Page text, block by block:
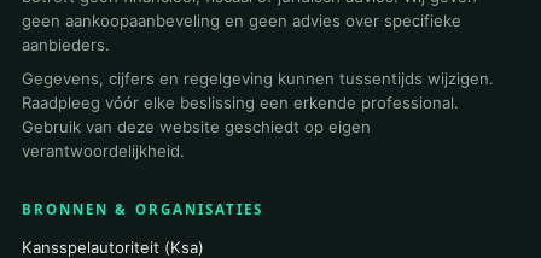
geen aankoopaanbeveling en geen advies over specifieke
aanbieders.
Gegevens, cijfers en regelgeving kunnen tussentijds wijzigen.
Raadpleeg vóór elke beslissing een erkende professional.
Gebruik van deze website geschiedt op eigen
verantwoordelijkheid.
BRONNEN & ORGANISATIES
Kansspelautoriteit (Ksa)